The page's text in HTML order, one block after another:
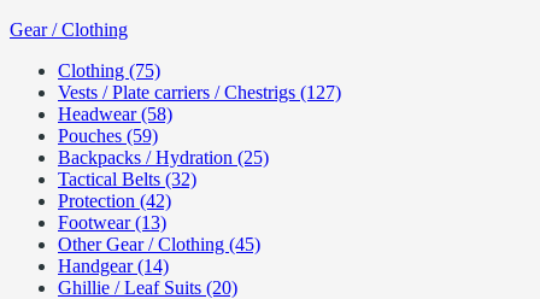
Gear / Clothing
Clothing (75)
Vests / Plate carriers / Chestrigs (127)
Headwear (58)
Pouches (59)
Backpacks / Hydration (25)
Tactical Belts (32)
Protection (42)
Footwear (13)
Other Gear / Clothing (45)
Handgear (14)
Ghillie / Leaf Suits (20)